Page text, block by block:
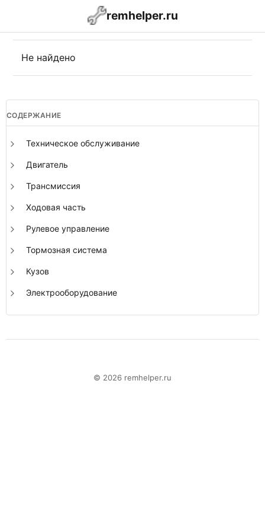
remhelper.ru
Не найдено
СОДЕРЖАНИЕ
Техническое обслуживание
Двигатель
Трансмиссия
Ходовая часть
Рулевое управление
Тормозная система
Кузов
Электрооборудование
© 2026 remhelper.ru